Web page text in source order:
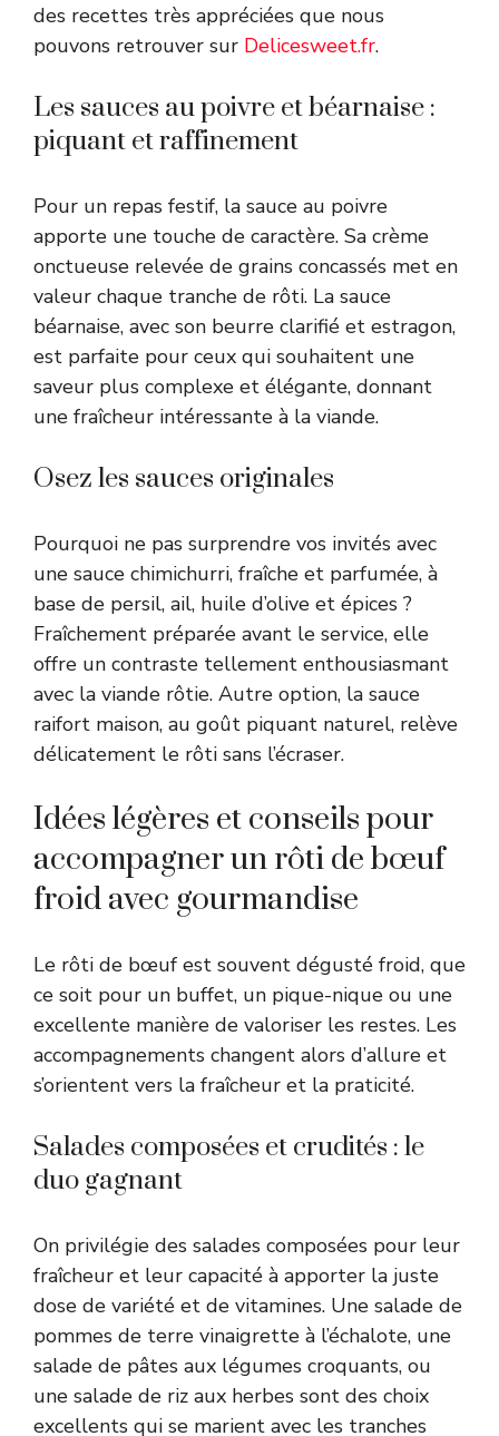
des recettes très appréciées que nous
pouvons retrouver sur Delicesweet.fr.
Les sauces au poivre et béarnaise :
piquant et raffinement
Pour un repas festif, la sauce au poivre
apporte une touche de caractère. Sa crème
onctueuse relevée de grains concassés met en
valeur chaque tranche de rôti. La sauce
béarnaise, avec son beurre clarifié et estragon,
est parfaite pour ceux qui souhaitent une
saveur plus complexe et élégante, donnant
une fraîcheur intéressante à la viande.
Osez les sauces originales
Pourquoi ne pas surprendre vos invités avec
une sauce chimichurri, fraîche et parfumée, à
base de persil, ail, huile d’olive et épices ?
Fraîchement préparée avant le service, elle
offre un contraste tellement enthousiasmant
avec la viande rôtie. Autre option, la sauce
raifort maison, au goût piquant naturel, relève
délicatement le rôti sans l’écraser.
Idées légères et conseils pour
accompagner un rôti de bœuf
froid avec gourmandise
Le rôti de bœuf est souvent dégusté froid, que
ce soit pour un buffet, un pique-nique ou une
excellente manière de valoriser les restes. Les
accompagnements changent alors d’allure et
s’orientent vers la fraîcheur et la praticité.
Salades composées et crudités : le
duo gagnant
On privilégie des salades composées pour leur
fraîcheur et leur capacité à apporter la juste
dose de variété et de vitamines. Une salade de
pommes de terre vinaigrette à l’échalote, une
salade de pâtes aux légumes croquants, ou
une salade de riz aux herbes sont des choix
excellents qui se marient avec les tranches